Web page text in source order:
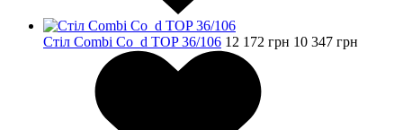
Стіл Combi Co_d TOP 36/106 12 172 грн 10 347 грн